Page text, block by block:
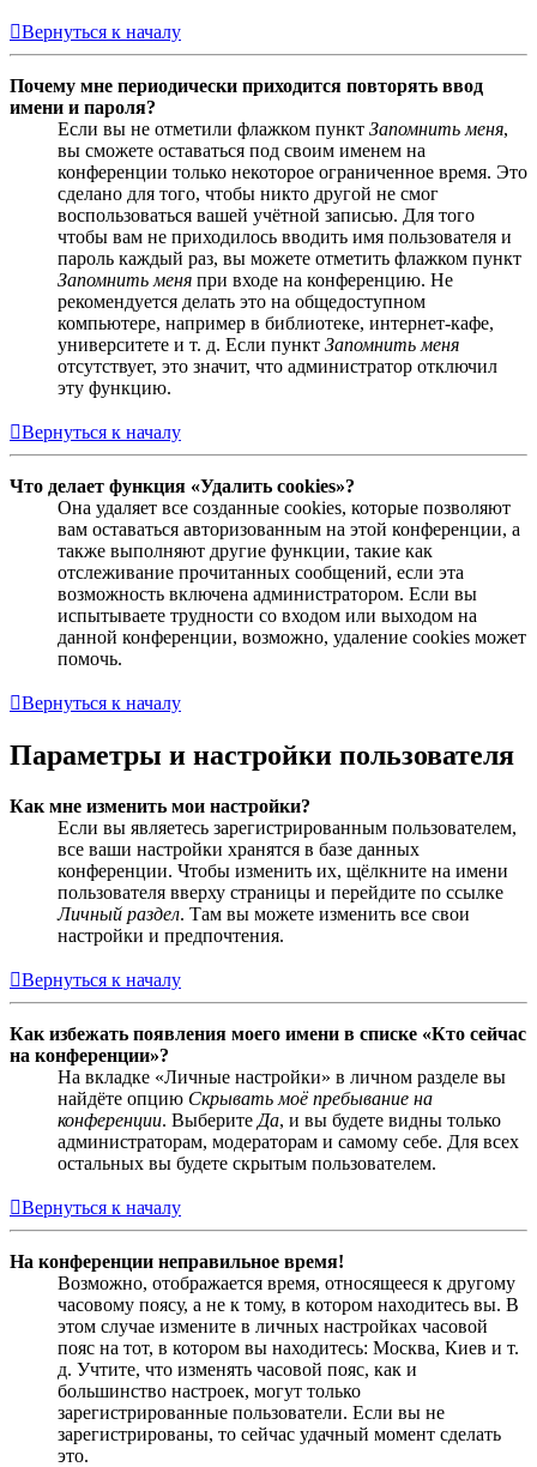
Вернуться к началу
Почему мне периодически приходится повторять ввод
имени и пароля?
Если вы не отметили флажком пункт Запомнить меня,
вы сможете оставаться под своим именем на
конференции только некоторое ограниченное время. Это
сделано для того, чтобы никто другой не смог
воспользоваться вашей учётной записью. Для того
чтобы вам не приходилось вводить имя пользователя и
пароль каждый раз, вы можете отметить флажком пункт
Запомнить меня при входе на конференцию. Не
рекомендуется делать это на общедоступном
компьютере, например в библиотеке, интернет-кафе,
университете и т. д. Если пункт Запомнить меня
отсутствует, это значит, что администратор отключил
эту функцию.
Вернуться к началу
Что делает функция «Удалить cookies»?
Она удаляет все созданные cookies, которые позволяют
вам оставаться авторизованным на этой конференции, а
также выполняют другие функции, такие как
отслеживание прочитанных сообщений, если эта
возможность включена администратором. Если вы
испытываете трудности со входом или выходом на
данной конференции, возможно, удаление cookies может
помочь.
Вернуться к началу
Параметры и настройки пользователя
Как мне изменить мои настройки?
Если вы являетесь зарегистрированным пользователем,
все ваши настройки хранятся в базе данных
конференции. Чтобы изменить их, щёлкните на имени
пользователя вверху страницы и перейдите по ссылке
Личный раздел. Там вы можете изменить все свои
настройки и предпочтения.
Вернуться к началу
Как избежать появления моего имени в списке «Кто сейчас
на конференции»?
На вкладке «Личные настройки» в личном разделе вы
найдёте опцию Скрывать моё пребывание на
конференции. Выберите Да, и вы будете видны только
администраторам, модераторам и самому себе. Для всех
остальных вы будете скрытым пользователем.
Вернуться к началу
На конференции неправильное время!
Возможно, отображается время, относящееся к другому
часовому поясу, а не к тому, в котором находитесь вы. В
этом случае измените в личных настройках часовой
пояс на тот, в котором вы находитесь: Москва, Киев и т.
д. Учтите, что изменять часовой пояс, как и
большинство настроек, могут только
зарегистрированные пользователи. Если вы не
зарегистрированы, то сейчас удачный момент сделать
это.